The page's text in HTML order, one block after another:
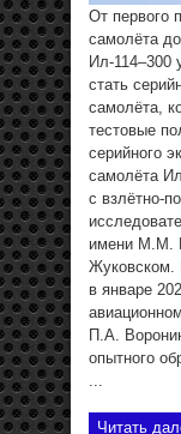
От первого
самолёта
Ил-
стать
самолёта,
тестовые
серийного
самолёта
с взлётно-
имени М.М.
Жуковском.
в январе
П.А.
опытного
...
Читать